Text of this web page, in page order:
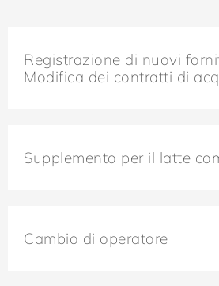
Registrazione di nuovi
Modifica dei contratti di
Supplemento per il latte
Cambio di operatore